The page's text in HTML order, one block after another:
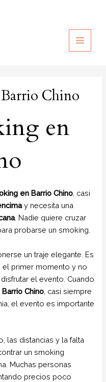
MAIN
Chino
en
en Barrio Chino , casi
y necesita una
. Nadie quiere cruzar
probarse un smoking.
un traje elegante. Es
primer momento y no
el evento. Cuando
Chino , casi siempre
el evento es importante
las distancias y la falta
un smoking
Muchas personas
precios poco